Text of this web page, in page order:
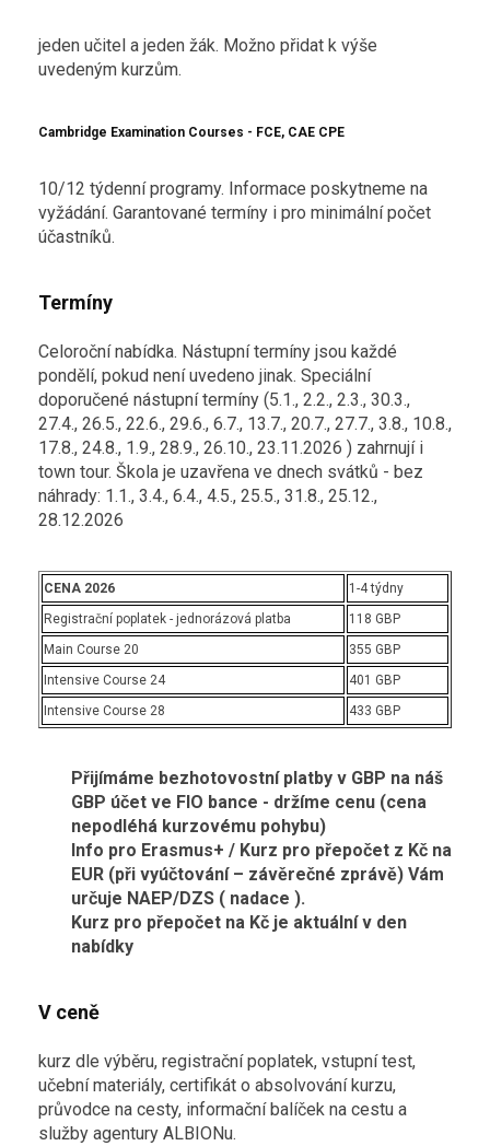
jeden učitel a jeden žák. Možno přidat k výše
uvedeným kurzům.
Cambridge Examination Courses - FCE, CAE CPE
10/12 týdenní programy. Informace poskytneme na
vyžádání. Garantované termíny i pro minimální počet
účastníků.
Termíny
Celoroční nabídka. Nástupní termíny jsou každé
pondělí, pokud není uvedeno jinak. Speciální
doporučené nástupní termíny (5.1., 2.2., 2.3., 30.3.,
27.4., 26.5., 22.6., 29.6., 6.7., 13.7., 20.7., 27.7., 3.8., 10.8.,
17.8., 24.8., 1.9., 28.9., 26.10., 23.11.2026 ) zahrnují i
town tour. Škola je uzavřena ve dnech svátků - bez
náhrady: 1.1., 3.4., 6.4., 4.5., 25.5., 31.8., 25.12.,
28.12.2026
CENA 2026
1-4 týdny
Registrační poplatek - jednorázová platba
118 GBP
Main Course 20
355 GBP
Intensive Course 24
401 GBP
Intensive Course 28
433 GBP
Přijímáme bezhotovostní platby v GBP na náš
GBP účet ve FIO bance - držíme cenu (cena
nepodléhá kurzovému pohybu)
Info pro Erasmus+ / Kurz pro přepočet z Kč na
EUR (při vyúčtování – závěrečné zprávě) Vám
určuje NAEP/DZS ( nadace ).
Kurz pro přepočet na Kč je aktuální v den
nabídky
V ceně
kurz dle výběru, registrační poplatek, vstupní test,
učební materiály, certifikát o absolvování kurzu,
průvodce na cesty, informační balíček na cestu a
služby agentury ALBIONu.